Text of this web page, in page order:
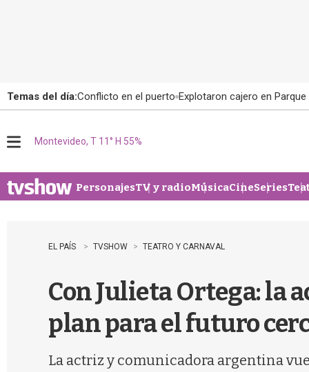
Temas del día:Conflicto en el puerto Explotaron cajero en
u
Montevideo, T 11° H 55%
PersonajesTV y radioMúsicaCineSeries
EL PAÍS TVSHOW TEATRO Y CARNAVAL
Con Julieta Ortega: la
plan para el futuro
La actriz y comunicadora argentina